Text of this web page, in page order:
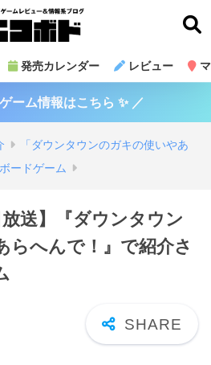
発売カレンダー レビュー
ーム情報はこちら ✨ ／
「ダウンタウンのガキの使いやあ
ードゲーム
放送】『ダウンタウン
らへんで！』で紹介さ